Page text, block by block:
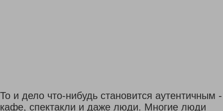
То и дело что-нибудь становится аутентичным -
кафе, спектакли и даже люди. Многие люди